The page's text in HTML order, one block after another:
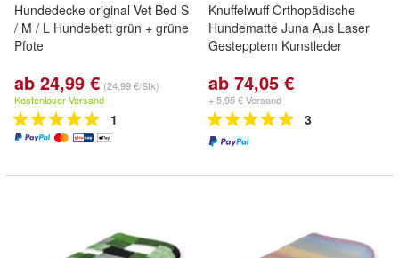
Hundedecke original Vet Bed S
/ M / L Hundebett grün + grüne
Pfote
ab 24,99 € (24,99 €/Stk)
Kostenloser Versand
1
Knuffelwuff Orthopädische
Hundematte Juna Aus Laser
Gestepptem Kunstleder
ab 74,05 €
+ 5,95 € Versand
3